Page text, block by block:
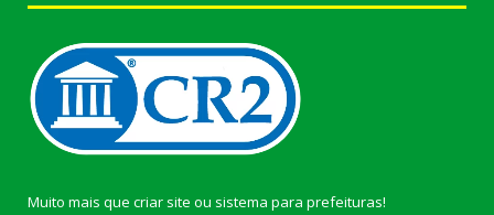
Muito mais que criar site ou sistema para prefeituras!